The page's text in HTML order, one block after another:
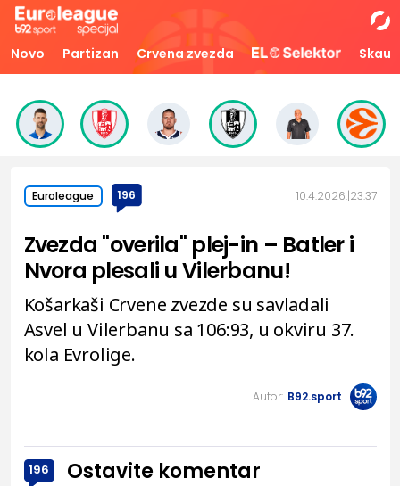
Novo Partizan Crvena zvezda Skaut
Euroleague 196 10.4.2026. 23:37
Zvezda "overila" plej-in – Batler i
Nvora plesali u Vilerbanu!
Košarkaši Crvene zvezde su savladali
Asvel u Vilerbanu sa 106:93, u okviru 37.
kola Evrolige.
Autor: B92.sport
196 Ostavite komentar